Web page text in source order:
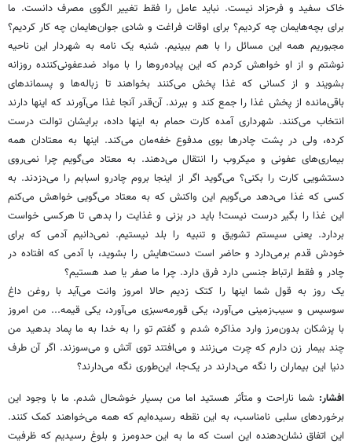
خاک سفید و فرحزاد نیست. نباید عامل را فقط تغییر الگوی مصرف دانست. ما
برای بچه‌هایمان چه کردیم؟ برای اوقات فراغت و شادی جوان‌هایمان چه کار کردیم؟
‌مجبوریم همه این مسائل را با هم ببینیم. شنبه یک نامه به شهردار این ناحیه
نوشتم و از او خواهش کردم که این پیاده‌روها را با مواد ضدعفونی‌کننده روزانه
بشویند و از کسانی که غذا پخش می‌کنند بخواهند تا زباله‌ها و پسماندهای
باقی‌مانده از پخش غذا را جمع کند و ببرند. آن‌قدر آنجا غذا می‌آورند که اینها دارند
انتخاب می‌کنند. شهرداری آمده کارت حمام به اینها داده، برایشان توالت درست
کرده، ولی در پشت چادرها بوی مدفوع خفه‌مان می‌کند. اینها به معتادان همه
بیماری‌های عفونی و میکروب را انتقال می‌دهند. به معتاد می‌گویم چرا نمی‌روی
دستشویی کارت را بکنی؟ می‌گوید اگر از اینجا بروم چادرو اسبابم را می‌دزدند. به
کسی که غذا می‌دهد می‌گویم این واکنش که به معتاد می‌گویی خواهش می‌کنم
این غذا را بگیر درست نیست! باید در بزنی و غذایت را بدهی تا هرکسی خواست
بردارد. یعنی سیستم تشویق و تنبیه را بلد نیستیم. نمی‌دانیم ‌آدمی که برای
خودش قدم برمی‌دارد و حاضر است دست‌هایش را بشوید، با آدمی ‌که افتاده در
چادر و فقط ارتباط جنسی دارد فرق دارد. چرا ما صفر یا صد هستیم؟ ‌
یک روز به قول شما اینها را کتک زدیم حالا امروز وانت می‌آید با روغن داغ
سوسیس و سیب‌زمینی می‌آورد، یکی قورمه‌سبزی می‌آورد، یکی قیمه... من امروز
با پزشکان بدون‌مرز وارد مذاکره شدم و گفتم تو را به خدا به ما پماد بدهید من
چند بیمار زن دارم که چرت می‌زنند و می‌افتند توی آتش و می‌سوزند. اگر آن طرف
دنیا این بیماران را نگه می‌دارند در یک‌جا، این‌طوری نگه می‌دارند؟
افشار: شما ناراحت و متأثر هستید اما من بسیار خوشحال شدم. ما با وجود این
برخوردهای سلبی نامناسب، به این نقطه رسیده‌ایم که همه می‌خواهند کمک کنند.
این اتفاق نشان‌دهنده این است که ما به این حدومرز و بلوغ رسیدیم که ظرفیت